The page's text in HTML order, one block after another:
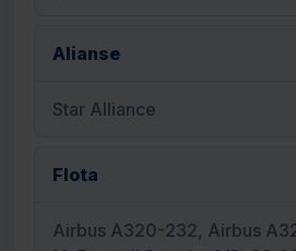
Alianse
Star Alliance
Flota
Airbus A320-232, Airbus